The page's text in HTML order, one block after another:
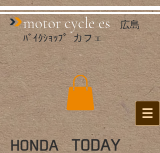
mo​tor cycle es
広島
ﾊﾞｲｸｼｮｯﾌﾟ カフェ
HONDATODAY